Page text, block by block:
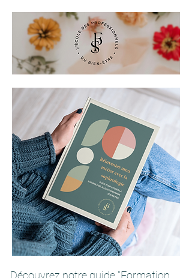
Découvrez notre guide "Formation